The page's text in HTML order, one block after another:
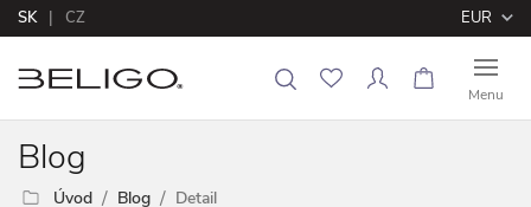
SK CZ EUR
Menu
Blog
Úvod Blog Detail